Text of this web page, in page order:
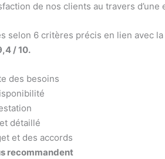
de nos clients au travers d’une
selon 6 critères précis en lien avec
/ 10.
des besoins
détaillé
et des accords
recommandent